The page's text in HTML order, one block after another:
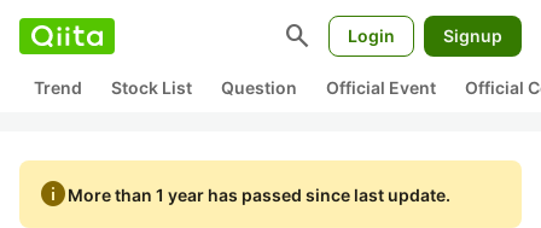
search Login Signup
Trend Stock List Question Official Event Official
infoMore than 1 year has passed since last update.